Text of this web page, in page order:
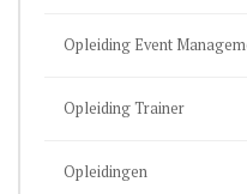
Opleiding Event
Opleiding Trainer
Opleidingen